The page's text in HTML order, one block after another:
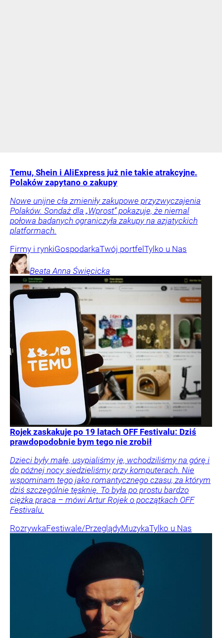
Temu, Shein i AliExpress już nie takie atrakcyjne.
Polaków zapytano o zakupy
Nowe unijne cła zmieniły zakupowe przyzwyczajenia
Polaków. Sondaż dla „Wprost” pokazuje, że niemal
połowa badanych ograniczyła zakupy na azjatyckich
platformach.
Firmy i rynkiGospodarkaTwój portfelTylko u Nas
Beata Anna Święcicka
Rojek zaskakuje po 19 latach OFF Festivalu: Dziś
prawdopodobnie bym tego nie zrobił
Dzieci były małe, usypialiśmy je, wchodziliśmy na górę i
do późnej nocy siedzieliśmy przy komputerach. Nie
wspominam tego jako romantycznego czasu, za którym
dziś szczególnie tęsknię. To była po prostu bardzo
ciężka praca – mówi Artur Rojek o początkach OFF
Festivalu.
RozrywkaFestiwale/PrzeglądyMuzykaTylko u Nas